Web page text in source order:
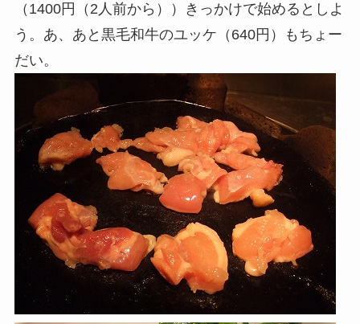
（1400円（2人前から））きっかけで始めるとしよ
う。あ、あと黒毛和牛のユッケ（640円）もちょー
だい。